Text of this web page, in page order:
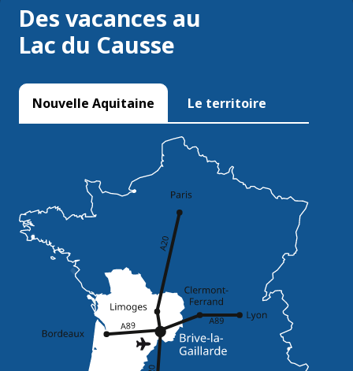
Des vacances au
Lac du Causse
Nouvelle Aquitaine Le territoire